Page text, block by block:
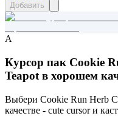
Добавить
A
Курсор пак Cookie
Teapot в хорошем
Выбери Cookie Run Herb
качестве - cute cursor и